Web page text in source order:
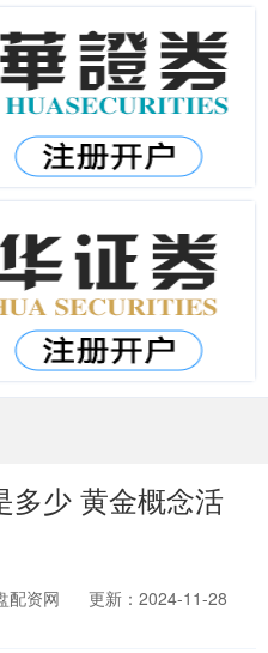
多少 黄金概念活
配资网
更新：2024-11-28